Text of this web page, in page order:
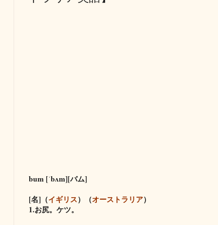
bum [ˈbʌm][バム]
[名]（イギリス）（オーストラリア）
1.お尻。ケツ。